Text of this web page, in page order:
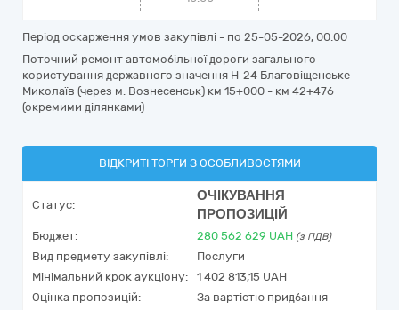
Період оскарження умов закупівлі - по 25-05-2026, 00:00
Поточний ремонт автомобільної дороги загального
користування державного значення Н-24 Благовіщенське -
Миколаїв (через м. Вознесенськ) км 15+000 - км 42+476
(окремими ділянками)
ВІДКРИТІ ТОРГИ З ОСОБЛИВОСТЯМИ
Статус:
ОЧІКУВАННЯ
ПРОПОЗИЦІЙ
Бюджет: 280 562 629 UAH (з ПДВ)
Вид предмету закупівлі:
Послуги
Мінімальний крок аукціону:
1 402 813,15 UAH
Оцінка пропозицій:
За вартістю придбання